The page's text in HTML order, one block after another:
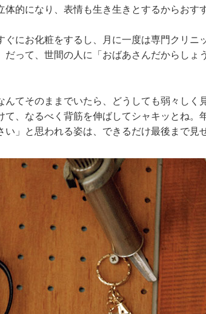
体的になり、表情も生き生きとするからおす
ぐにお化粧をするし、月に一度は専門クリニ
だって、世間の人に「おばあさんだからしょ
んてそのままでいたら、どうしても弱々しく
て、なるべく背筋を伸ばしてシャキッとね。
い」と思われる姿は、できるだけ最後まで見